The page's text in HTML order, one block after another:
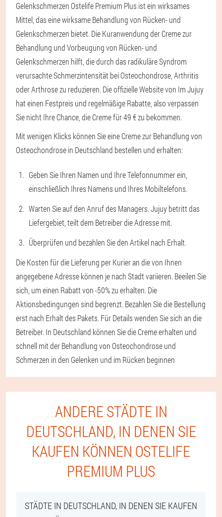
Gelenkschmerzen Ostelife Premium Plus ist ein wirksames
Mittel, das eine wirksame Behandlung von Rücken- und
Gelenkschmerzen bietet. Die Kuranwendung der Creme zur
Behandlung und Vorbeugung von Rücken- und
Gelenkschmerzen hilft, die durch das radikuläre Syndrom
verursachte Schmerzintensität bei Osteochondrose, Arthritis
oder Arthrose zu reduzieren. Die offizielle Website von Im Jujuy
hat einen Festpreis und regelmäßige Rabatte, also verpassen
Sie nicht Ihre Chance, die Creme für 49 € zu bekommen.
Mit wenigen Klicks können Sie eine Creme zur Behandlung von
Osteochondrose in Deutschland bestellen und erhalten:
Geben Sie Ihren Namen und Ihre Telefonnummer ein,
einschließlich Ihres Namens und Ihres Mobiltelefons.
Warten Sie auf den Anruf des Managers. Jujuy betritt das
Liefergebiet, teilt dem Betreiber die Adresse mit.
Überprüfen und bezahlen Sie den Artikel nach Erhalt.
Die Kosten für die Lieferung per Kurier an die von Ihnen
angegebene Adresse können je nach Stadt variieren. Beeilen Sie
sich, um einen Rabatt von -50% zu erhalten. Die
Aktionsbedingungen sind begrenzt. Bezahlen Sie die Bestellung
erst nach Erhalt des Pakets. Für Details wenden Sie sich an die
Betreiber. In Deutschland können Sie die Creme erhalten und
schnell mit der Behandlung von Osteochondrose und
Schmerzen in den Gelenken und im Rücken beginnen
ANDERE STÄDTE IN
DEUTSCHLAND, IN DENEN SIE
KAUFEN KÖNNEN OSTELIFE
PREMIUM PLUS
STÄDTE IN DEUTSCHLAND, IN DENEN SIE KAUFEN